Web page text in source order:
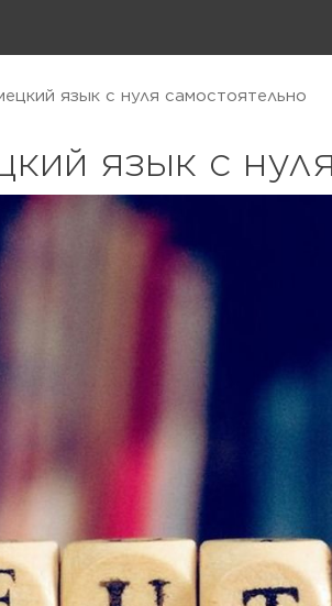
язык с нуля самостоятельно
язык с